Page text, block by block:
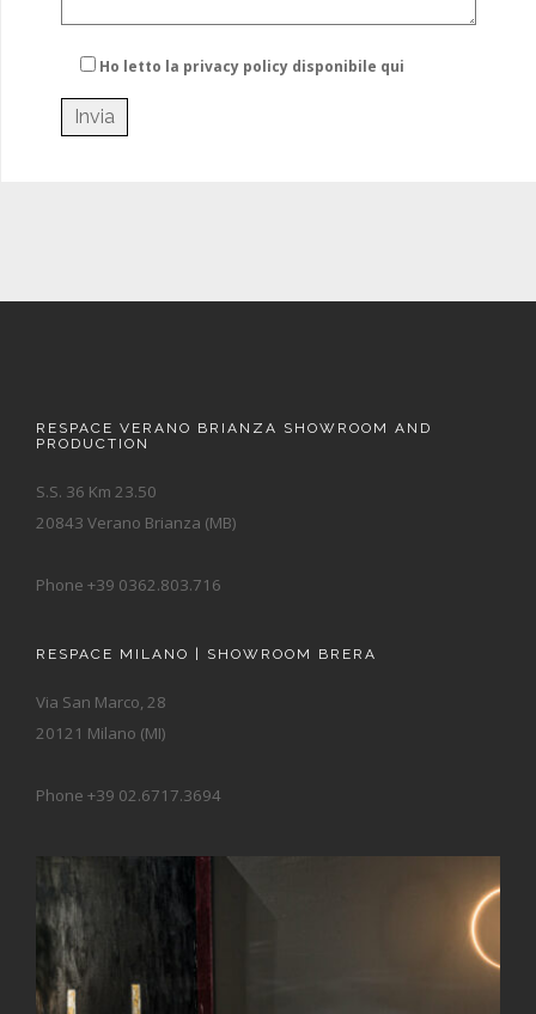
Ho letto la privacy policy disponibile qui
RESPACE VERANO BRIANZA SHOWROOM AND
PRODUCTION
S.S. 36 Km 23.50
20843 Verano Brianza (MB)
Phone +39 0362.803.716
RESPACE MILANO | SHOWROOM BRERA
Via San Marco, 28
20121 Milano (MI)
Phone +39 02.6717.3694